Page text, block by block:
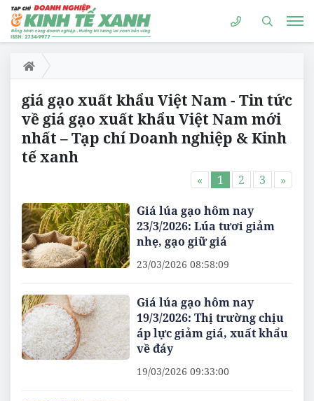
giá gạo xuất khẩu Việt Nam - Tin tức
về giá gạo xuất khẩu Việt Nam mới
nhất – Tạp chí Doanh nghiệp & Kinh
tế xanh
« 1 2 3 »
Giá lúa gạo hôm nay
23/3/2026: Lúa tươi giảm
nhẹ, gạo giữ giá
23/03/2026 08:58:09
Giá lúa gạo hôm nay
19/3/2026: Thị trường chịu
áp lực giảm giá, xuất khẩu
về đáy
19/03/2026 09:33:00